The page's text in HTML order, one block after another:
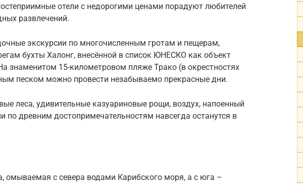
отели с недорогими ценами порадуют любителей
развлечений.
экскурсии по многочисленным гротам и пещерам,
бухты Халонг, внесённой в список ЮНЕСКО как объект
знаменитом 15-километровом пляже Трако (в окрестностях
песком можно провести незабываемо прекрасные дни.
леса, удивительные казуариновые рощи, воздух, напоенный
по древним достопримечательностям навсегда останутся в
омываемая с севера водами Карибского моря, а с юга –